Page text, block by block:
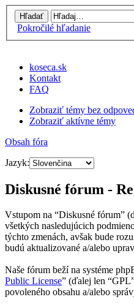
Pokročilé hľadanie
koseca.sk
Kontakt
FAQ
Zobraziť témy bez
Zobraziť aktívne témy
Obsah fóra
Jazyk:
Diskusné fórum -
Vstupom na “Diskusné fórum”
všetkých nasledujúcich
týchto zmenách, avšak bude
budú aktualizované a/alebo
Naše fórum beží na systéme
Public License” (ďalej len
povoleného obsahu a/alebo